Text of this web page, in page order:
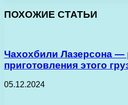
ПОХОЖИЕ СТАТЬИ
Чахохбили Лазерсона —
приготовления этого
05.12.2024